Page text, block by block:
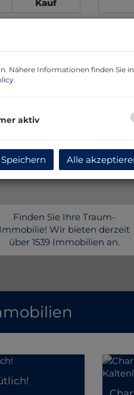
Kauf
Finden
Finden Sie Ihre Traum-
Immobilie! Wir bieten derzeit
über 1539 Immobilien an.
Nähere Informationen finden Sie in
.
aktiv
Speichern Alle